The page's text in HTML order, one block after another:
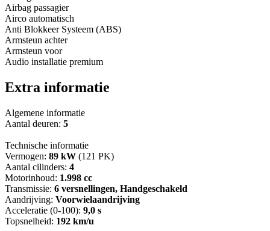
Airbag passagier
Airco automatisch
Anti Blokkeer Systeem (ABS)
Armsteun achter
Armsteun voor
Audio installatie premium
Extra informatie
Algemene informatie
Aantal deuren: 5
Technische informatie
Vermogen: 89 kW (121 PK)
Aantal cilinders: 4
Motorinhoud: 1.998 cc
Transmissie: 6 versnellingen, Handgeschakeld
Aandrijving: Voorwielaandrijving
Acceleratie (0-100): 9,0 s
Topsnelheid: 192 km/u